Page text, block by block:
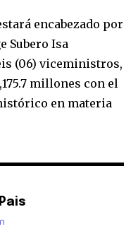
encabezado por
Subero Isa
(06) viceministros,
millones con el
en materia